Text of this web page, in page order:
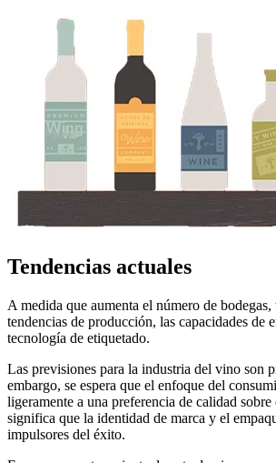
Tendencias actuales
A medida que aumenta el número de
tendencias de producción, las capacidades de
tecnología de etiquetado.
Las previsiones para la industria del vino son
embargo, se espera que el enfoque del
ligeramente a una preferencia de calidad
significa que la identidad de marca y el
impulsores del éxito.